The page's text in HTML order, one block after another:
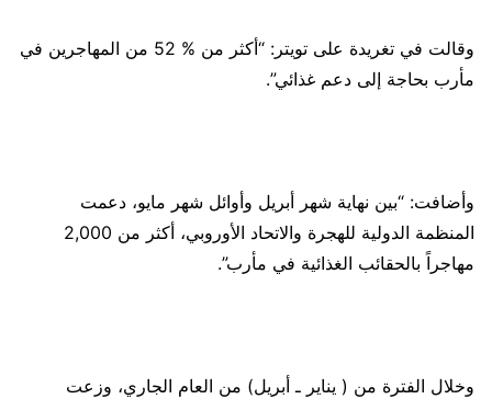
وقالت في تغريدة على تويتر: “أكثر من % 52 من المهاجرين في
مأرب بحاجة إلى دعم غذائي”.
وأضافت: “بين نهاية شهر أبريل وأوائل شهر مايو، دعمت
المنظمة الدولية للهجرة والاتحاد الأوروبي، أكثر من 2,000
مهاجراً بالحقائب الغذائية في مأرب”.
وخلال الفترة من ( يناير ـ أبريل) من العام الجاري، وزعت